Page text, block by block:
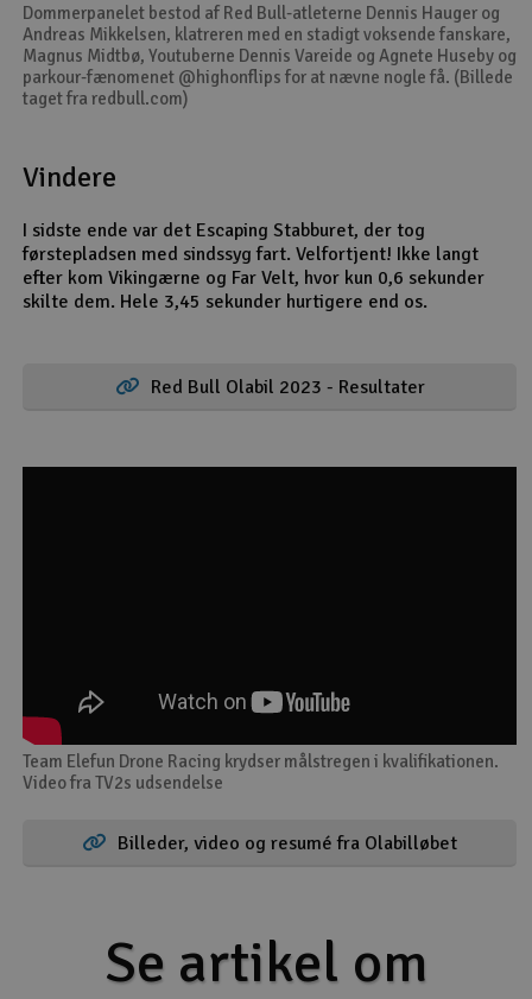
Dommerpanelet bestod af Red Bull-atleterne Dennis Hauger og
Andreas Mikkelsen, klatreren med en stadigt voksende fanskare,
Magnus Midtbø, Youtuberne Dennis Vareide og Agnete Huseby og
parkour-fænomenet @highonflips for at nævne nogle få. (Billede
taget fra redbull.com)
Vindere
I sidste ende var det Escaping Stabburet, der tog
førstepladsen med sindssyg fart. Velfortjent! Ikke langt
efter kom Vikingærne og Far Velt, hvor kun 0,6 sekunder
skilte dem. Hele 3,45 sekunder hurtigere end os.
Red Bull Olabil 2023 - Resultater
Team Elefun Drone Racing krydser målstregen i kvalifikationen.
Video fra TV2s udsendelse
Billeder, video og resumé fra Olabilløbet
Se artikel om